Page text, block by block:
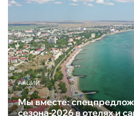
АКЦИИ
Мы вместе:
сезона-2026 в отелях и